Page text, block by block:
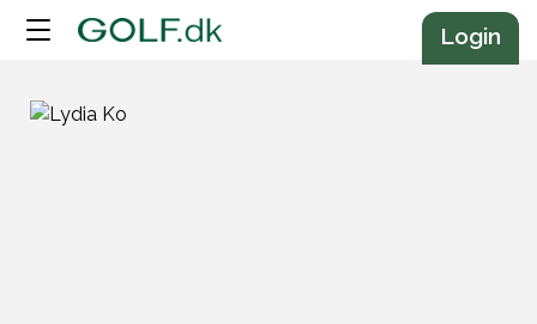
Annonce
Login